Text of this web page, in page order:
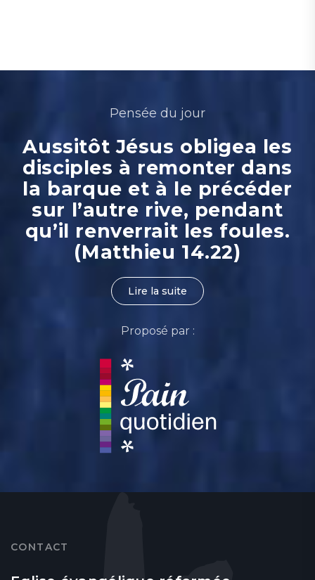
Pensée du jour
Aussitôt Jésus obligea les
disciples à remonter dans
la barque et à le précéder
sur l’autre rive, pendant
qu’il renverrait les foules.
(Matthieu 14.22)
Lire la suite
Proposé par :
CONTACT